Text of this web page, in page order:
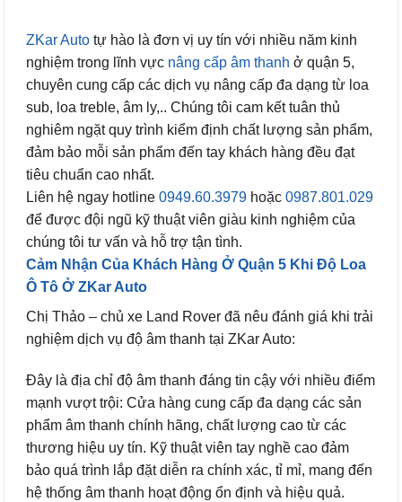
ZKar Auto tự hào là đơn vị uy tín với nhiều năm kinh
nghiệm trong lĩnh vực nâng cấp âm thanh ở quận 5,
chuyên cung cấp các dịch vụ nâng cấp đa dạng từ loa
sub, loa treble, âm ly,.. Chúng tôi cam kết tuân thủ
nghiêm ngặt quy trình kiểm định chất lượng sản phẩm,
đảm bảo mỗi sản phẩm đến tay khách hàng đều đạt
tiêu chuẩn cao nhất.
Liên hệ ngay hotline 0949.60.3979 hoặc 0987.801.029
để được đội ngũ kỹ thuật viên giàu kinh nghiệm của
chúng tôi tư vấn và hỗ trợ tận tình.
Cảm Nhận Của Khách Hàng Ở Quận 5 Khi Độ Loa
Ô Tô Ở ZKar Auto
Chị Thảo – chủ xe Land Rover đã nêu đánh giá khi trải
nghiệm dịch vụ độ âm thanh tại ZKar Auto:
Đây là địa chỉ độ âm thanh đáng tin cậy với nhiều điểm
mạnh vượt trội: Cửa hàng cung cấp đa dạng các sản
phẩm âm thanh chính hãng, chất lượng cao từ các
thương hiệu uy tín. Kỹ thuật viên tay nghề cao đảm
bảo quá trình lắp đặt diễn ra chính xác, tỉ mỉ, mang đến
hệ thống âm thanh hoạt động ổn định và hiệu quả.